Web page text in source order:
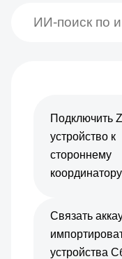
Подключить
устройство к
стороннему
координатору
Связать
устройства